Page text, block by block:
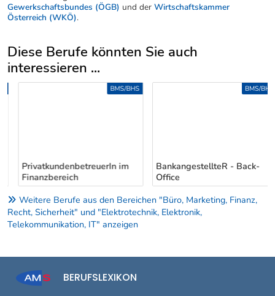
Gewerkschaftsbundes (ÖGB) und der Wirtschaftskammer
Österreich (WKÖ).
Diese Berufe könnten Sie auch
interessieren ...
Uber weitere Berufsvorschläge
PrivatkundenbetreuerIn im
Finanzbereich
BMS/BHS
BankangestellteR - Back-
Office
BMS/BHS
Weitere Berufe aus den Bereichen "Büro, Marketing, Finanz,
Recht, Sicherheit" und "Elektrotechnik, Elektronik,
Telekommunikation, IT" anzeigen
BERUFSLEXIKON